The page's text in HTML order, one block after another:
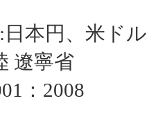
: 日本円、米ドル
遼寧省
： 2008